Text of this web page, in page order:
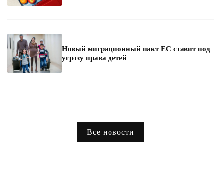
Новый миграционный пакт ЕС ставит под
угрозу права детей
Все новости